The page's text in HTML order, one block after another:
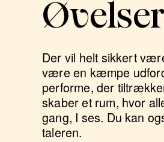
Der vil helt sikkert
være en kæmpe
performe, der
skaber et rum, hvor
gang, I ses. Du kan
taleren.